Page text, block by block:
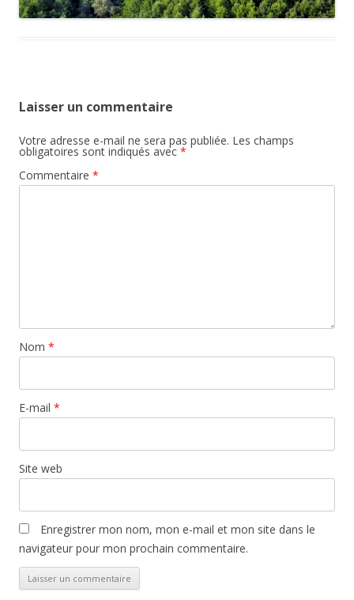
Laisser un commentaire
Votre adresse e-mail ne sera pas publiée. Les champs
obligatoires sont indiqués avec *
Commentaire *
Nom *
E-mail *
Site web
Enregistrer mon nom, mon e-mail et mon site dans le
navigateur pour mon prochain commentaire.